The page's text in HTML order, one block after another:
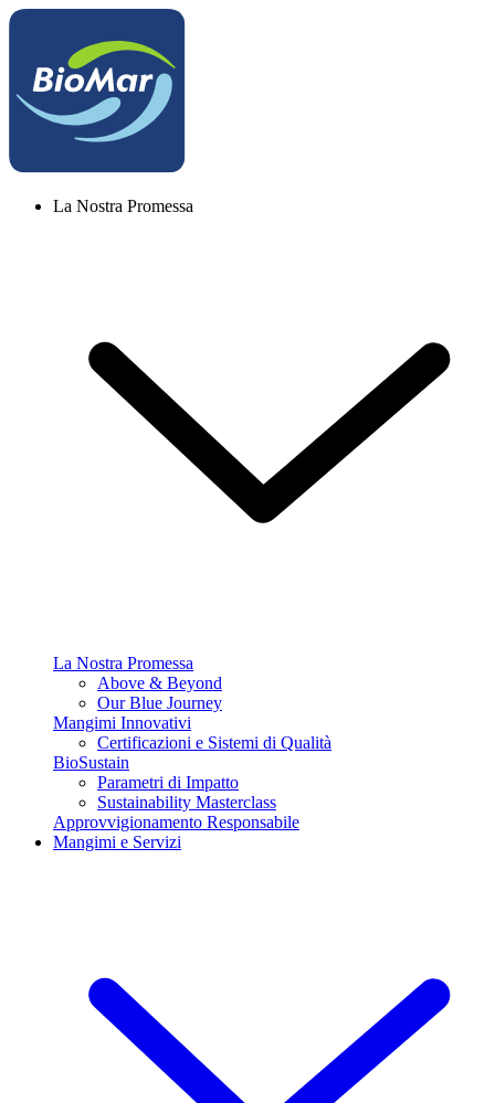
La Nostra Promessa
La Nostra Promessa
Above & Beyond
Our Blue Journey
Mangimi Innovativi
Certificazioni e Sistemi di Qualità
BioSustain
Parametri di Impatto
Sustainability Masterclass
Approvvigionamento Responsabile
Mangimi e Servizi